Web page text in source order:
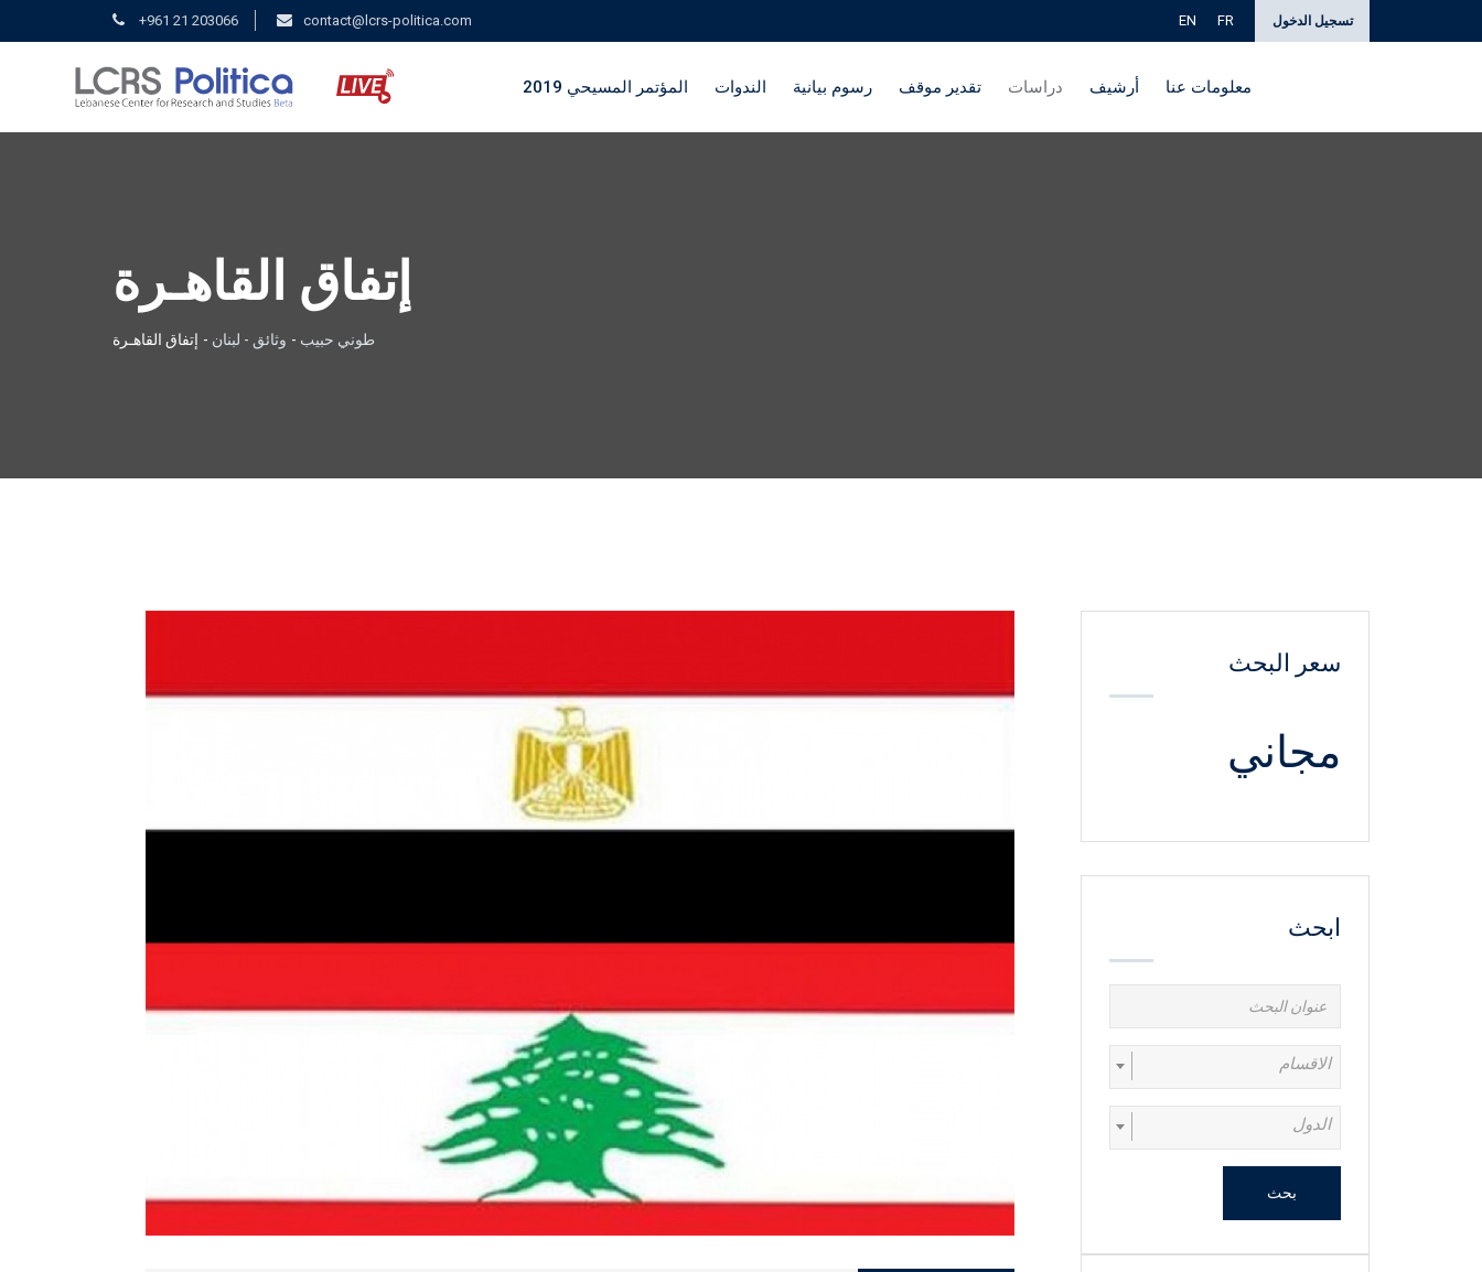
+961 21 203066 contact@lcrs-politica.com EN FR تسجيل الدخول
معلومات عنا أرشيف دراسات تقدير موقف رسوم بيانية الندوات المؤتمر المسيحي 2019
إتفاق القاهـرة
طوني حبيب - وثائق - لبنان - إتفاق القاهـرة
سعر البحث
مجاني
ابحث
الاقسام
الدول
بحث